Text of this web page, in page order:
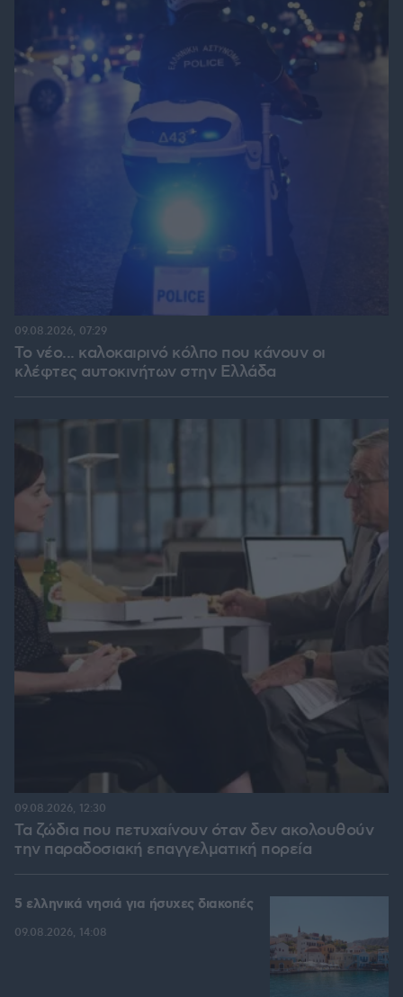
Το νέο... καλοκαιρινό κόλπο που κάνουν οι
κλέφτες αυτοκινήτων στην Ελλάδα
09.08.2026, 07:29
Τα ζώδια που πετυχαίνουν όταν δεν ακολουθούν
την παραδοσιακή επαγγελματική πορεία
09.08.2026, 12:30
5 ελληνικά νησιά για ήσυχες διακοπές
09.08.2026, 14:08